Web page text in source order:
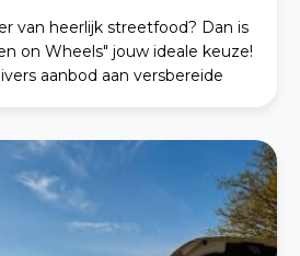
van heerlijk streetfood? Dan is
on Wheels" jouw ideale keuze!
aanbod aan versbereide